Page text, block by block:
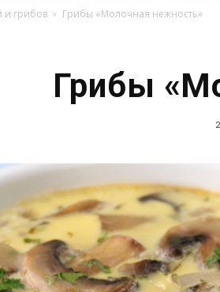
и грибов Грибы «Молочная нежность»
Грибы